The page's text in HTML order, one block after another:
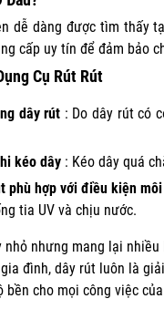
dễ dàng được tìm thấy
cấp uy tín để đảm bảo
Cụ Rút Rút
dây rút : Do dây rút có
kéo dây : Kéo dây quá
phù hợp với điều kiện
tia UV và chịu nước.
nhỏ nhưng mang lại
đình, dây rút luôn là
bền cho mọi công việc